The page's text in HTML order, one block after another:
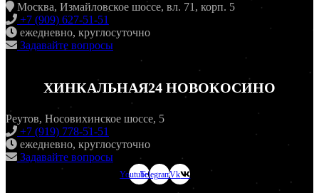
Москва, Измайловское шоссе, вл. 71, корп. 5
+7 (909) 627-51-51
ежедневно, круглосуточно
Задавайте вопросы
ХИНКАЛЬНАЯ24 НОВОКОСИНО
Реутов, Носовихинское шоссе, 5
+7 (919) 778-51-51
ежедневно, круглосуточно
Задавайте вопросы
YoutubeTelegramVk